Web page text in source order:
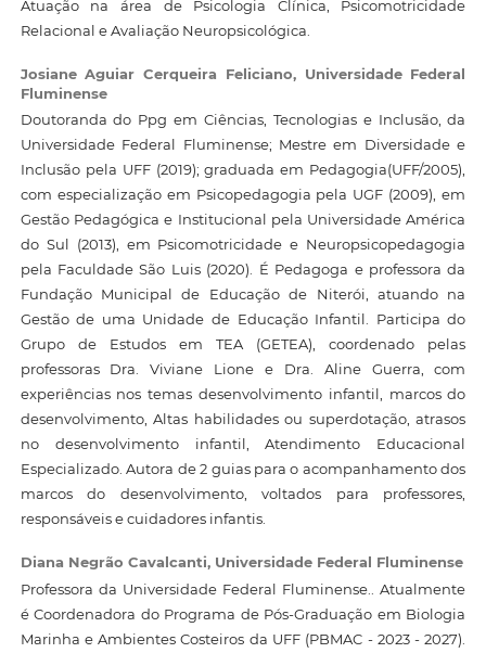
Atuação na área de Psicologia Clínica, Psicomotricidade
Relacional e Avaliação Neuropsicológica.
Josiane Aguiar Cerqueira Feliciano, Universidade Federal
Fluminense
Doutoranda do Ppg em Ciências, Tecnologias e Inclusão, da
Universidade Federal Fluminense; Mestre em Diversidade e
Inclusão pela UFF (2019); graduada em Pedagogia(UFF/2005),
com especialização em Psicopedagogia pela UGF (2009), em
Gestão Pedagógica e Institucional pela Universidade América
do Sul (2013), em Psicomotricidade e Neuropsicopedagogia
pela Faculdade São Luis (2020). É Pedagoga e professora da
Fundação Municipal de Educação de Niterói, atuando na
Gestão de uma Unidade de Educação Infantil. Participa do
Grupo de Estudos em TEA (GETEA), coordenado pelas
professoras Dra. Viviane Lione e Dra. Aline Guerra, com
experiências nos temas desenvolvimento infantil, marcos do
desenvolvimento, Altas habilidades ou superdotação, atrasos
no desenvolvimento infantil, Atendimento Educacional
Especializado. Autora de 2 guias para o acompanhamento dos
marcos do desenvolvimento, voltados para professores,
responsáveis e cuidadores infantis.
Diana Negrão Cavalcanti, Universidade Federal Fluminense
Professora da Universidade Federal Fluminense.. Atualmente
é Coordenadora do Programa de Pós-Graduação em Biologia
Marinha e Ambientes Costeiros da UFF (PBMAC - 2023 - 2027).